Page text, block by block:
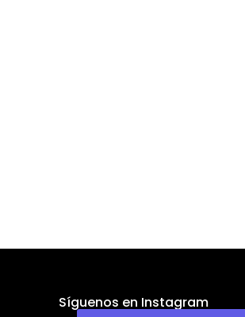
Síguenos en Instagram